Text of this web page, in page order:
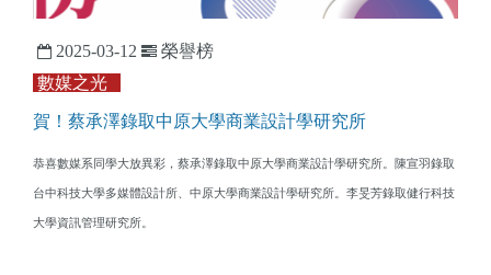
2025-03-12
榮譽榜
數媒之光
賀！蔡承澤錄取中原大學商業設計學研究所
恭喜數媒系同學大放異彩，蔡承澤錄取中原大學商業設計學研究所。陳宣羽錄取
台中科技大學多媒體設計所、中原大學商業設計學研究所。 李旻芳錄取健行科技
大學資訊管理研究所。